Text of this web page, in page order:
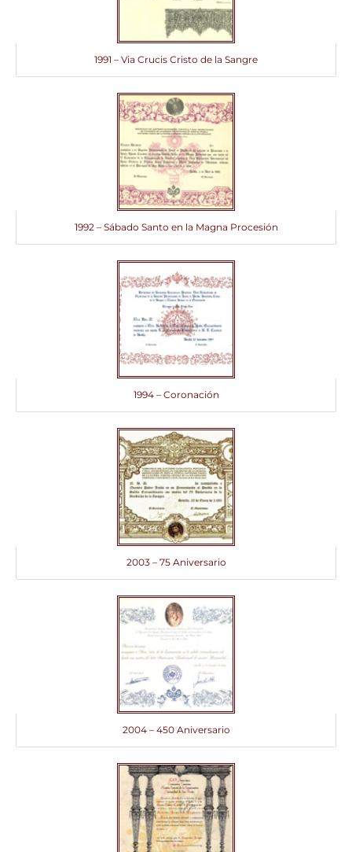
1991 – Via Crucis Cristo de la Sangre
1992 – Sábado Santo en la Magna Procesión
1994 – Coronación
2003 – 75 Aniversario
2004 – 450 Aniversario